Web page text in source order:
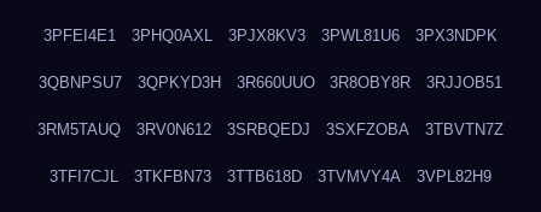
3PFEI4E1 3PHQ0AXL 3PJX8KV3 3PWL81U6 3PX3NDPK
3QBNPSU7 3QPKYD3H 3R660UUO 3R8OBY8R 3RJJOB51
3RM5TAUQ 3RV0N612 3SRBQEDJ 3SXFZOBA 3TBVTN7Z
3TFI7CJL 3TKFBN73 3TTB618D 3TVMVY4A 3VPL82H9